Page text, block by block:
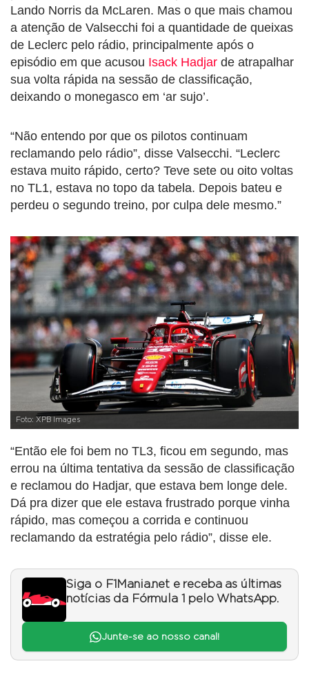
Lando Norris da McLaren. Mas o que mais chamou
a atenção de Valsecchi foi a quantidade de queixas
de Leclerc pelo rádio, principalmente após o
episódio em que acusou Isack Hadjar de atrapalhar
sua volta rápida na sessão de classificação,
deixando o monegasco em ‘ar sujo’.
“Não entendo por que os pilotos continuam
reclamando pelo rádio”, disse Valsecchi. “Leclerc
estava muito rápido, certo? Teve sete ou oito voltas
no TL1, estava no topo da tabela. Depois bateu e
perdeu o segundo treino, por culpa dele mesmo.”
Foto: XPB Images
“Então ele foi bem no TL3, ficou em segundo, mas
errou na última tentativa da sessão de classificação
e reclamou do Hadjar, que estava bem longe dele.
Dá pra dizer que ele estava frustrado porque vinha
rápido, mas começou a corrida e continuou
reclamando da estratégia pelo rádio”, disse ele.
Siga o F1Mania.net e receba as últimas
notícias da Fórmula 1 pelo WhatsApp.
Junte-se ao nosso canal!